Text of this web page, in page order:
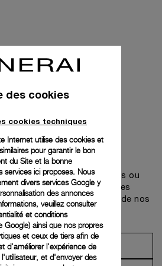
contact
dans l’une de nos boutiques ou
pour découvrir les
des conseils ou services de nos
un rendez-vous
des cookies
cookies techniques
Internet utilise des cookies et
pour garantir le bon
du Site et la bonne
services ici proposes. Nous
divers services Google y
des annonces
veuillez consulter
et conditions
Google) ainsi que nos propres
et ceux de tiers afin de
d'améliorer l'expérience de
et d'envoyer des